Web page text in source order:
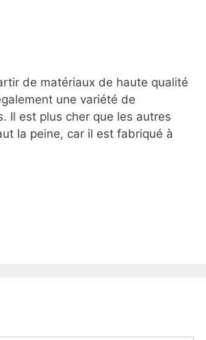
de matériaux de haute qualité
une variété de
Il est plus cher que les autres
la peine, car il est fabriqué à